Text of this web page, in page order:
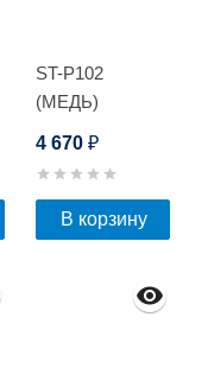
ST-P102
(МЕДЬ)
4 670 ₽
В корзину